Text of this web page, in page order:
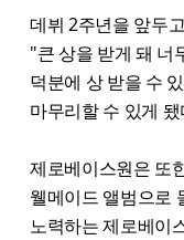
데뷔 2주년을 앞두
"큰 상을 받게 돼 너
덕분에 상 받을 수
마무리할 수 있게
제로베이스원은 또
웰메이드 앨범으로
노력하는 제로베이